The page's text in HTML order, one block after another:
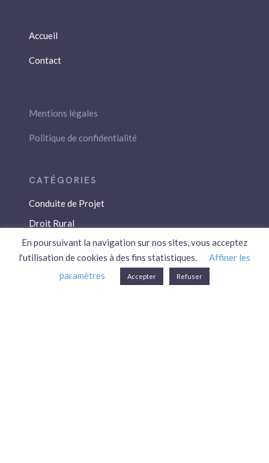
Accueil
Contact
Mentions légales
Politique de confidentialité
Conduite de Projet
Droit Rural
Droit Social
Économie / Gestion
Environnement
En poursuivant la navigation sur nos sites, vous acceptez
l'utilisation de cookies à des fins statistiques.
Affiner les
paramètres
Accepter Refuser